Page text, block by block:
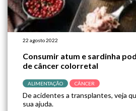
22 agosto 2022
Consumir atum e sardinha
de câncer colorretal
ALIMENTAÇÃO CÂNCER
De acidentes a transplantes, veja
sua ajuda.